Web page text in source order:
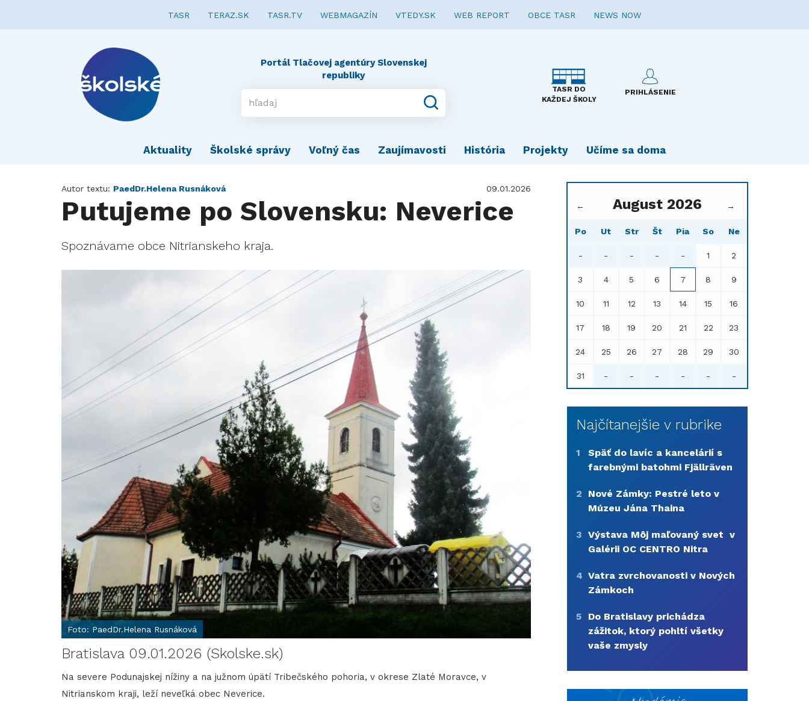
TASR TERAZ.SK TASR.TV WEBMAGAZÍN VTEDY.SK WEB REPORT OBCE TASR NEWS NOW
Portál Tlačovej agentúry Slovenskej
republiky
TASR DO
KAŽDEJ ŠKOLY
PRIHLÁSENIE
Aktuality Školské správy Voľný čas Zaujímavosti História Projekty Učíme sa doma
Autor textu: PaedDr.Helena Rusnáková 09.01.2026
Putujeme po Slovensku: Neverice
Spoznávame obce Nitrianskeho kraja.
Foto: PaedDr.Helena Rusnáková
Bratislava 09.01.2026 (Skolske.sk)
Na severe Podunajskej nížiny a na južnom úpätí Tribečského pohoria, v okrese Zlaté Moravce, v
Nitrianskom kraji, leží neveľká obec Neverice.
← August 2026 →
Po Ut Str Št Pia So Ne
- - - - - 1 2
3 4 5 6 7 8 9
10 11 12 13 14 15 16
17 18 19 20 21 22 23
24 25 26 27 28 29 30
31 - - - - - -
Najčítanejšie v rubrike
1
Späť do lavíc a kancelárií s
farebnými batohmi Fjällräven
2
Nové Zámky: Pestré leto v
Múzeu Jána Thaina
3 Výstava Môj maľovaný svet v
Galérii OC CENTRO Nitra
4 Vatra zvrchovanosti v Nových
Zámkoch
5
Do Bratislavy prichádza
zážitok, ktorý pohltí všetky
vaše zmysly